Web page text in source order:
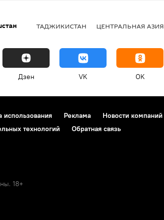
ТАДЖИКИСТАН ЦЕНТРАЛЬНАЯ АЗИЯ
Дзен VK OK
использования Реклама Новости компаний
технологий
Обратная связь
18+